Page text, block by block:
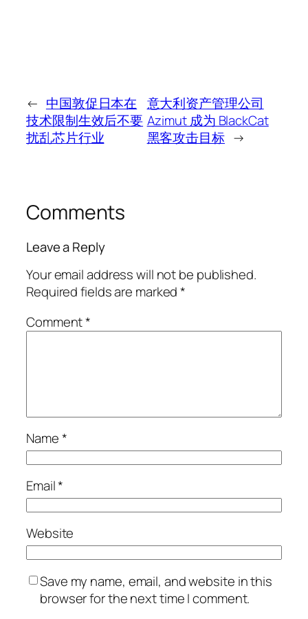
← 中国敦促日本在
技术限制生效后不要
扰乱芯片行业
意大利资产管理公司
Azimut 成为 BlackCat
黑客攻击目标 →
Comments
Leave a Reply
Your email address will not be published.
Required fields are marked*
Comment*
Name*
Email*
Website
Save my name, email, and website in this
browser for the next time I comment.